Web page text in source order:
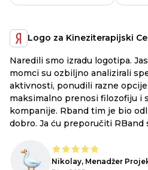
Logo za Kineziterapijski
Naredili smo izradu logotipa.
momci su ozbiljno analizirali
aktivnosti, ponudili razne
maksimalno prenosi filozofiju i
kompanije. Rband tim je bio
dobro. Ja ću preporučiti RBand
Nikolay, Menadžer